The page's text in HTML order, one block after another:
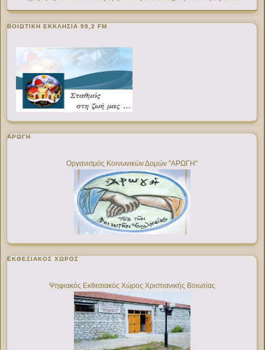
ΒΟΙΩΤΙΚΉ ΕΚΚΛΗΣΊΑ 99,2 FM
ΑΡΩΓΗ
Οργανισμός Κοινωνικών Δομών "ΑΡΩΓΗ"
ΕΚΘΕΣΙΑΚΌΣ ΧΏΡΟΣ
Ψηφιακός Εκθεσιακός Χώρος Χριστιανικής Βοιωτίας